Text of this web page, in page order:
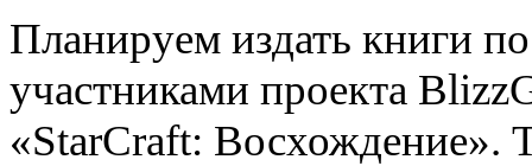
Планируем издать книги
участниками проекта
«StarCraft: Восхождение».